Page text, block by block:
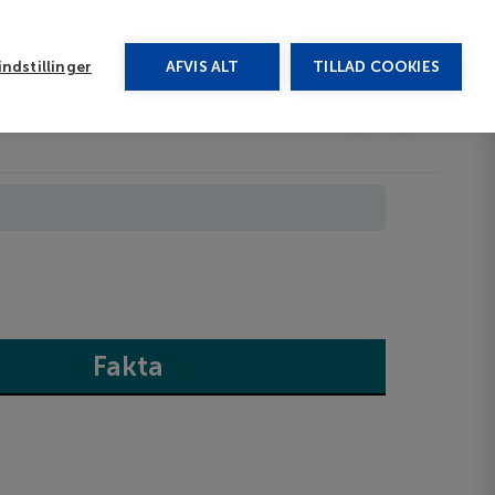
AFVIS ALT TILLAD COOKIES
Fakta